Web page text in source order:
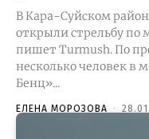
В Кара-Суйском
открыли стрельбу
пишет Turmush. По предварительным данным,
несколько человек в
Бенц»...
ЕЛЕНА МОРОЗОВА -